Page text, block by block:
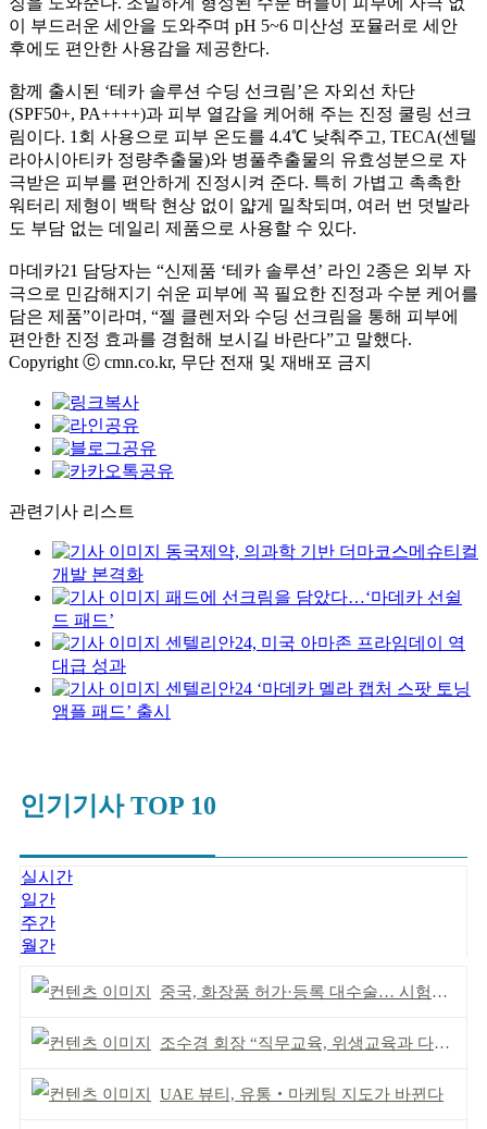
이 부드러운 세안을 도와주며 pH 5~6 미산성 포뮬러로 세안
후에도 편안한 사용감을 제공한다.
함께 출시된 ‘테카 솔루션 수딩 선크림’은 자외선 차단
(SPF50+, PA++++)과 피부 열감을 케어해 주는 진정 쿨링 선크
림이다. 1회 사용으로 피부 온도를 4.4℃ 낮춰주고, TECA(센텔
라아시아티카 정량추출물)와 병풀추출물의 유효성분으로 자
극받은 피부를 편안하게 진정시켜 준다. 특히 가볍고 촉촉한
워터리 제형이 백탁 현상 없이 얇게 밀착되며, 여러 번 덧발라
도 부담 없는 데일리 제품으로 사용할 수 있다.
마데카21 담당자는 “신제품 ‘테카 솔루션’ 라인 2종은 외부 자
극으로 민감해지기 쉬운 피부에 꼭 필요한 진정과 수분 케어를
담은 제품”이라며, “젤 클렌저와 수딩 선크림을 통해 피부에
편안한 진정 효과를 경험해 보시길 바란다”고 말했다.
Copyright ⓒ cmn.co.kr, 무단 전재 및 재배포 금지
관련기사 리스트
동국제약, 의과학 기반 더마코스메슈티컬
개발 본격화
패드에 선크림을 담았다…‘마데카 선쉴
드 패드’
센텔리안24, 미국 아마존 프라임데이 역
대급 성과
센텔리안24 ‘마데카 멜라 캡처 스팟 토닝
앰플 패드’ 출시
인기기사 TOP 10
실시간
일간
주간
월간
중국, 화장품 허가·등록 대수술… 시험자료 공용 허용
조수경 회장 “직무교육, 위생교육과 다르다”
UAE 뷰티, 유통‧마케팅 지도가 바뀐다